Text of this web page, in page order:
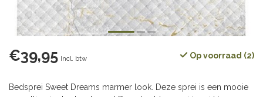
€39,95 Incl. btw Op voorraad (2)
Bedsprei Sweet Dreams marmer look. Deze sprei is een mooie